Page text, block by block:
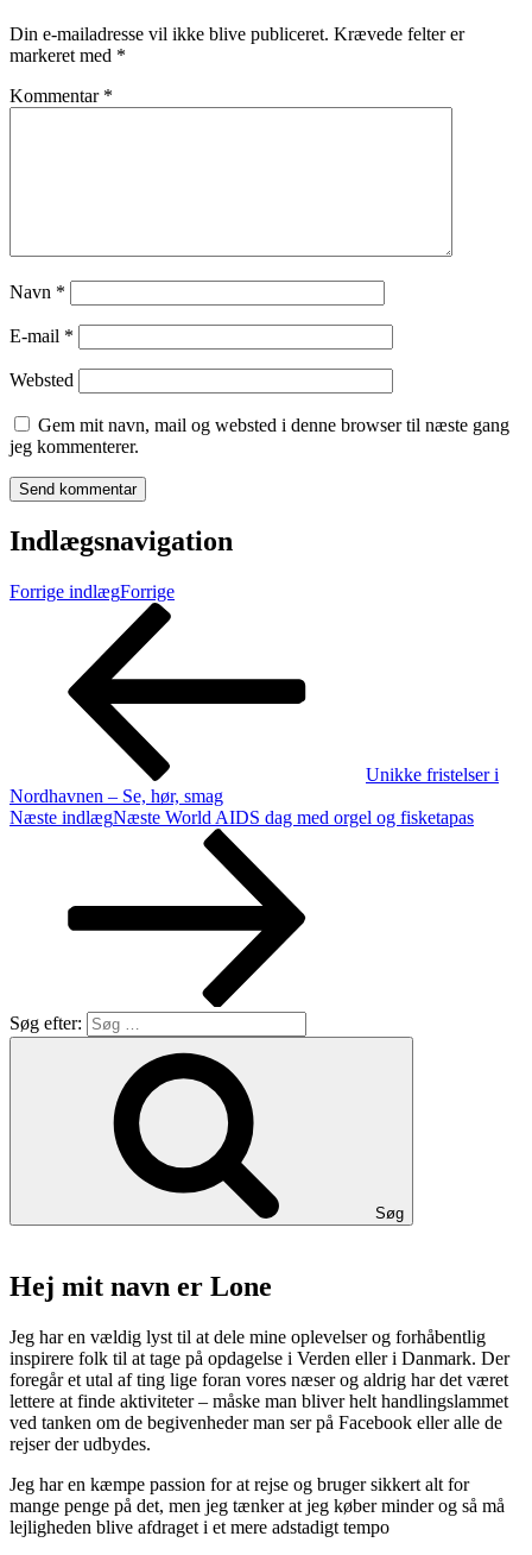
Din e-mailadresse vil ikke blive publiceret. Krævede felter er
markeret med *
Kommentar *
Navn *
E-mail *
Websted
Gem mit navn, mail og websted i denne browser til næste gang
jeg kommenterer.
Indlægsnavigation
Forrige indlægForrige
Unikke fristelser i
Nordhavnen – Se, hør, smag
Næste indlægNæste World AIDS dag med orgel og fisketapas
Søg efter:
Søg
Hej mit navn er Lone
Jeg har en vældig lyst til at dele mine oplevelser og forhåbentlig
inspirere folk til at tage på opdagelse i Verden eller i Danmark. Der
foregår et utal af ting lige foran vores næser og aldrig har det været
lettere at finde aktiviteter – måske man bliver helt handlingslammet
ved tanken om de begivenheder man ser på Facebook eller alle de
rejser der udbydes.
Jeg har en kæmpe passion for at rejse og bruger sikkert alt for
mange penge på det, men jeg tænker at jeg køber minder og så må
lejligheden blive afdraget i et mere adstadigt tempo